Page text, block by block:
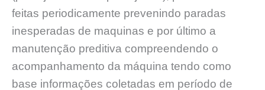
feitas periodicamente prevenindo paradas
inesperadas de maquinas e por último a
manutenção preditiva compreendendo o
acompanhamento da máquina tendo como
base informações coletadas em período de